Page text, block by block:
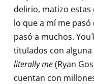
delirio, matizo estas
lo que a mí me
pasó a muchos.
titulados con
literally me(Ryan
cuentan con